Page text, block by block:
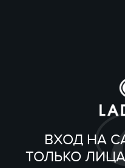
ВХОД НА
ТОЛЬКО